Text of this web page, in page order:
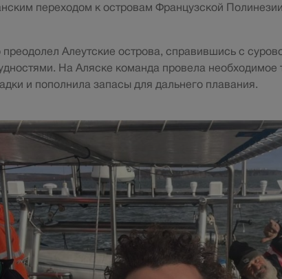
переходом к островам Французской
Алеутские острова, справившись с
На Аляске команда провела необходимое
и пополнила запасы для дальнего плавания.